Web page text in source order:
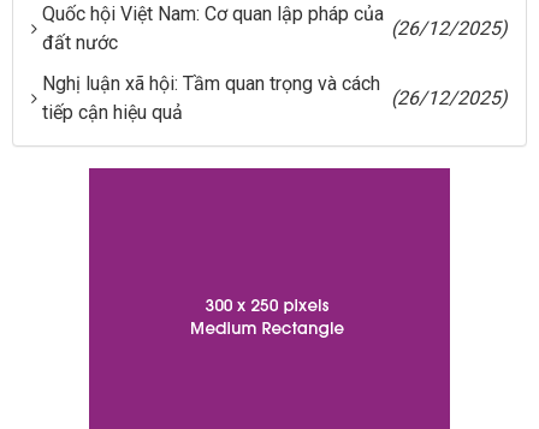
Quốc hội Việt Nam: Cơ quan lập pháp của
đất nước
(26/12/2025)
Nghị luận xã hội: Tầm quan trọng và cách
tiếp cận hiệu quả
(26/12/2025)